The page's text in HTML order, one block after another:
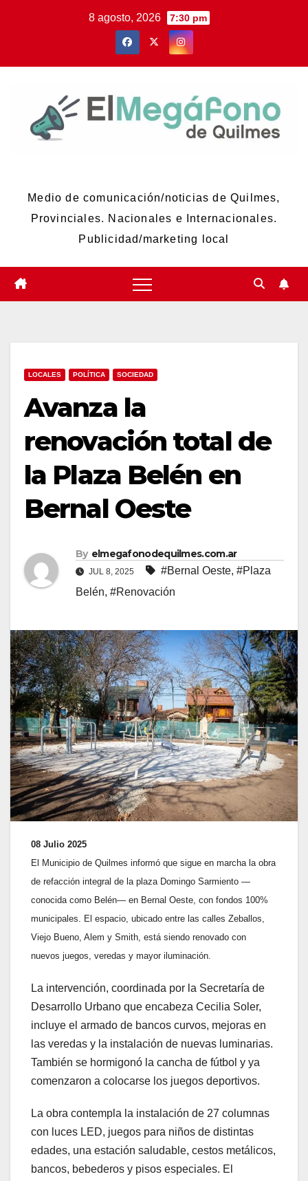
8 agosto, 2026 7:30 pm
Medio de comunicación/noticias de Quilmes,
Provinciales. Nacionales e Internacionales.
Publicidad/marketing local
LOCALES POLÍTICA SOCIEDAD
Avanza la
renovación total de
la Plaza Belén en
Bernal Oeste
By elmegafonodequilmes.com.ar
JUL 8, 2025 #Bernal Oeste, #Plaza
Belén, #Renovación
08 Julio 2025
El Municipio de Quilmes informó que sigue en marcha la obra
de refacción integral de la plaza Domingo Sarmiento —
conocida como Belén— en Bernal Oeste, con fondos 100%
municipales. El espacio, ubicado entre las calles Zeballos,
Viejo Bueno, Alem y Smith, está siendo renovado con
nuevos juegos, veredas y mayor iluminación.
La intervención, coordinada por la Secretaría de
Desarrollo Urbano que encabeza Cecilia Soler,
incluye el armado de bancos curvos, mejoras en
las veredas y la instalación de nuevas luminarias.
También se hormigonó la cancha de fútbol y ya
comenzaron a colocarse los juegos deportivos.
La obra contempla la instalación de 27 columnas
con luces LED, juegos para niños de distintas
edades, una estación saludable, cestos metálicos,
bancos, bebederos y pisos especiales. El